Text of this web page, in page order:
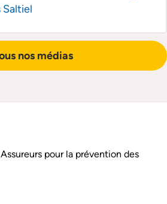
Saltiel
nos médias
:
pour la prévention des